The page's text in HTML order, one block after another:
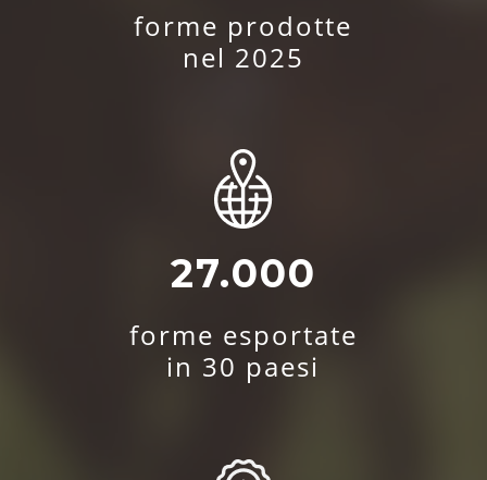
forme prodotte
nel 2025
27.000
forme esportate
in 30 paesi